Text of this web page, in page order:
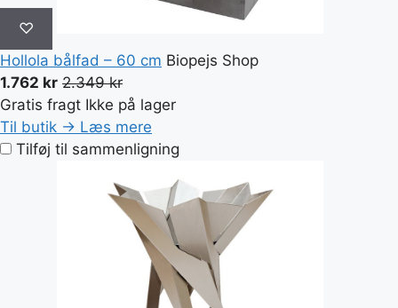
♡
Hollola bålfad – 60 cm Biopejs Shop
1.762 kr 2.349 kr
Gratis fragt Ikke på lager
Til butik → Læs mere
Tilføj til sammenligning